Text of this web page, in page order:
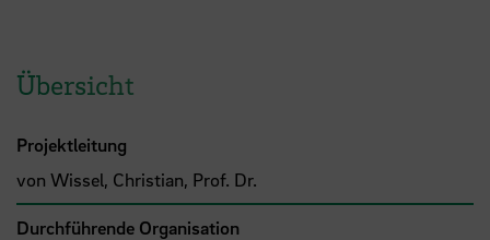
Übersicht
Projektleitung
von Wissel, Christian, Prof. Dr.
Durchführende Organisation